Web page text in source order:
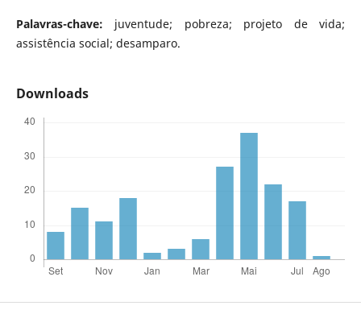
Palavras-chave: juventude; pobreza; projeto de vida;
assistência social; desamparo.
Downloads